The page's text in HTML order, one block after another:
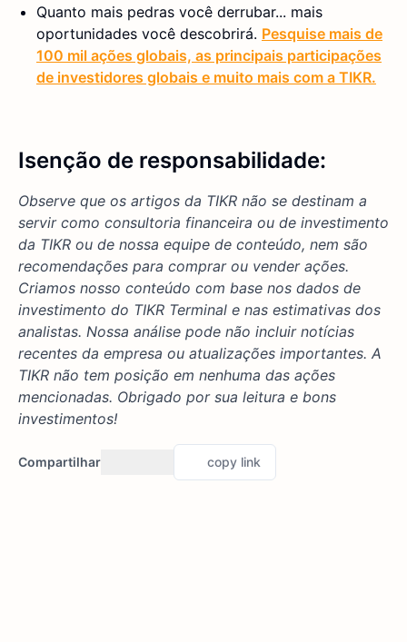
Quanto mais pedras você derrubar... mais
oportunidades você descobrirá. Pesquise mais de
100 mil ações globais, as principais participações
de investidores globais e muito mais com a TIKR.
Isenção de responsabilidade:
Observe que os artigos da TIKR não se destinam a
servir como consultoria financeira ou de investimento
da TIKR ou de nossa equipe de conteúdo, nem são
recomendações para comprar ou vender ações.
Criamos nosso conteúdo com base nos dados de
investimento do TIKR Terminal e nas estimativas dos
analistas. Nossa análise pode não incluir notícias
recentes da empresa ou atualizações importantes. A
TIKR não tem posição em nenhuma das ações
mencionadas. Obrigado por sua leitura e bons
investimentos!
Compartilhar copy link